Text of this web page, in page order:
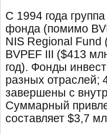
С 1994 года
фонда (помимо
NIS Regional Fund
BVPEF III ($413
год). Фонды
разных отраслей;
завершены с
Суммарный
составляет $3,7